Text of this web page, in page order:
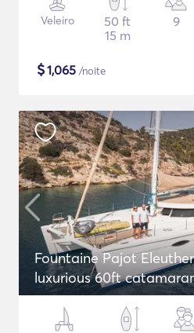
Veleiro
50 ft
15 m
9
$1,065 /noite
Fountaine Pajot
luxurious 60ft